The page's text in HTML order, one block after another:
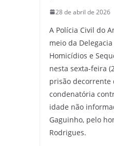
28 de abril de 2026
A Polícia Civil do
meio da
Homicídios e
nesta sexta-feira
prisão decorrente
condenatória
idade não
Gaguinho, pelo
Rodrigues.